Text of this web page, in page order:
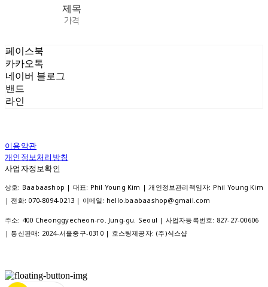
제목
가격
페이스북
카카오톡
네이버 블로그
밴드
라인
이용약관
개인정보처리방침
사업자정보확인
상호: Baabaashop | 대표: Phil Young Kim | 개인정보관리책임자: Phil Young Kim
| 전화: 070-8094-0213 | 이메일: hello.baabaashop@gmail.com
주소: 400 Cheonggyecheon-ro. Jung-gu. Seoul | 사업자등록번호: 827-27-00606
| 통신판매: 2024-서울중구-0310| 호스팅제공자: (주)식스샵